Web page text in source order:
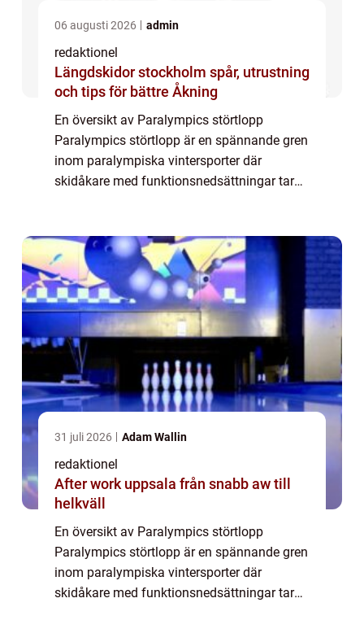
06 augusti 2026 admin
redaktionel
Längdskidor stockholm spår, utrustning
och tips för bättre Åkning
En översikt av Paralympics störtlopp
Paralympics störtlopp är en spännande gren
inom paralympiska vintersporter där
skidåkare med funktionsnedsättningar tar
som att...
31 juli 2026 Adam Wallin
redaktionel
After work uppsala från snabb aw till
helkväll
En översikt av Paralympics störtlopp
Paralympics störtlopp är en spännande gren
inom paralympiska vintersporter där
skidåkare med funktionsnedsättningar tar